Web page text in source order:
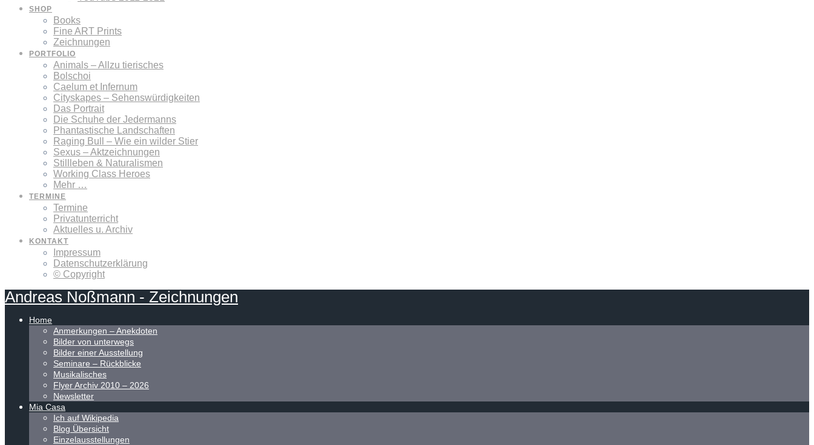
SHOP
Books
Fine ART Prints
Zeichnungen
PORTFOLIO
Animals – Allzu tierisches
Bolschoi
Caelum et Infernum
Cityskapes – Sehenswürdigkeiten
Das Portrait
Die Schuhe der Jedermanns
Phantastische Landschaften
Raging Bull – Wie ein wilder Stier
Sexus – Aktzeichnungen
Stillleben & Naturalismen
Working Class Heroes
Mehr …
TERMINE
Termine
Privatunterricht
Aktuelles u. Archiv
KONTAKT
Impressum
Datenschutzerklärung
© Copyright
Andreas Noßmann - Zeichnungen
Home
Anmerkungen – Anekdoten
Bilder von unterwegs
Bilder einer Ausstellung
Seminare – Rückblicke
Musikalisches
Flyer Archiv 2010 – 2026
Newsletter
Mia Casa
Ich auf Wikipedia
Blog Übersicht
Einzelausstellungen